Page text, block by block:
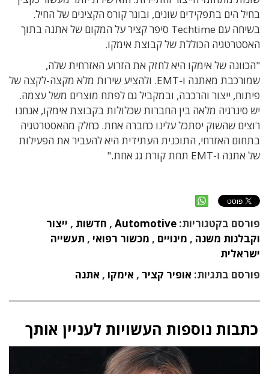
בחיל הים בתפקידים שונים, ובוגר קורס הקצינים של החיל.
בשיחה עם Techtime סיפר קציר על המקום של אתנה בתוך
האסטרטגיה הכוללת של קבוצת אימקו.
"הכוונה של אימקו היא לחזק את הזרוע האזרחית שלה,
שמורכבת מאתנה ו-EMT. ולהציע שירות מלא מקצה-לקצה של
פיתוח, ייצור והרכבה, ובמקביל גם לפתח מוצרים משל עצמה.
יש סינרגיה מלאה בין החברות שכלולות בקבוצת אימקו, אנחנו
רוצים שהשוק יסתכל עלינו כחברה אחת. כחלק מהאסטרטגיה
בתחום האזרחי, התוכנית העתידית היא להעביר את הפעילות
של אתנה ו-EMT תחת קורת גג אחת."
פורסם בקטגוריות: Automotive
, חדשות , ייצור
וקבלנות משנה , מינויים , מכשור רפואי , תעשייה
ישראלית
פורסם בתגיות: אופיר קציר , אימקו , אתנה
כתבות נוספות העשויות לעניין אותך